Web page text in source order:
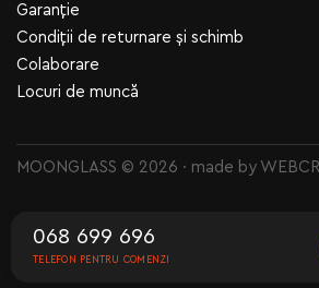
Garanție
Condiții de returnare și schimb
Colaborare
Locuri de muncă
MOONGLASS © 2026 · made by
068 699 696
TELEFON PENTRU COMENZI